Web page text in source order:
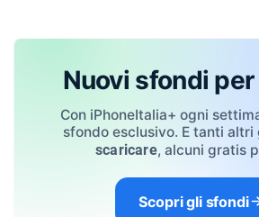
Nuovi sfondi per
Con iPhoneItalia+ ogni
sfondo esclusivo. E tanti altri
scaricare, alcuni gratis
Scopri gli sfondi